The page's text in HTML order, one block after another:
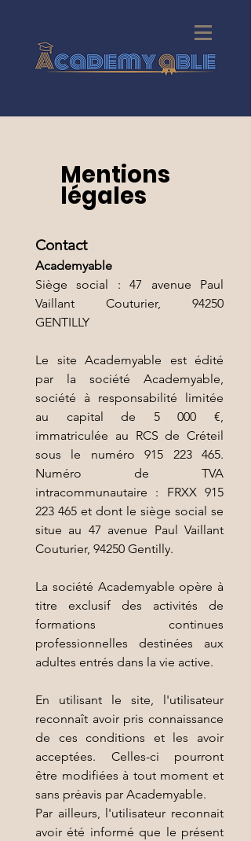
Mentions
légales
Contact
Academyable
Siège social : 47 avenue Paul
Vaillant Couturier, 94250
GENTILLY
Le site Academyable est édité
par la société Academyable,
société à responsabilité limitée
au capital de 5 000 €,
immatriculée au RCS de Créteil
sous le numéro915 223 465.
Numéro de TVA
intracommunautaire : FRXX 915
223 465 et dont le siège social se
situe au 47 avenue Paul Vaillant
Couturier, 94250 Gentilly.
La société Academyable opère à
titre exclusif des activités de
formations continues
professionnelles destinées aux
adultes entrés dans la vie active.
En utilisant le site, l'utilisateur
reconnaît avoir pris connaissance
de ces conditions et les avoir
acceptées. Celles-ci pourront
être modifiées à tout moment et
sans préavis par Academyable.
Par ailleurs, l'utilisateur reconnait
avoir été informé que le présent